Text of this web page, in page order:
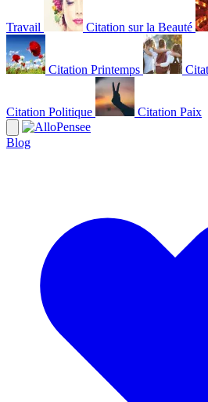
Travail Citation sur la Beauté
Citation Printemps
Citation Politique Citation Paix
Blog